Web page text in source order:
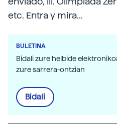
etc. Entra y mira...
BULETINA
Bidali zure helbide
zure sarrera-ontzian
Bidali